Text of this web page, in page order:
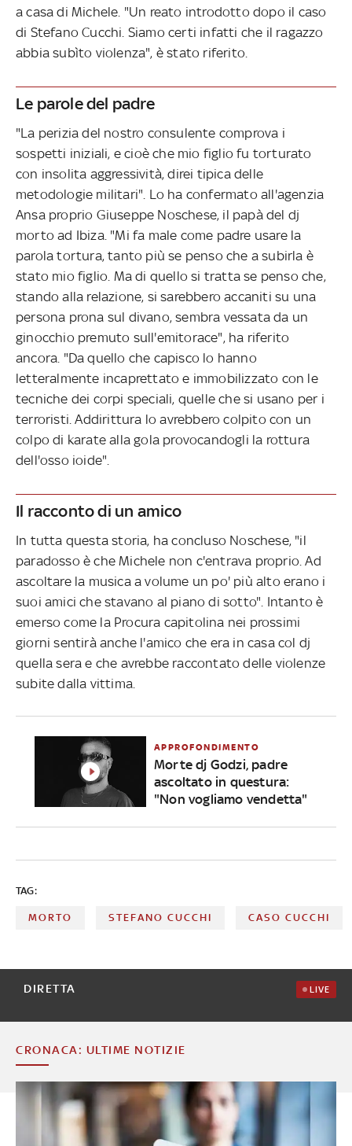
a casa di Michele. "Un reato introdotto dopo il caso
di Stefano Cucchi. Siamo certi infatti che il ragazzo
abbia subìto violenza", è stato riferito.
Le parole del padre
"La perizia del nostro consulente comprova i
sospetti iniziali, e cioè che mio figlio fu torturato
con insolita aggressività, direi tipica delle
metodologie militari". Lo ha confermato all'agenzia
Ansa proprio Giuseppe Noschese, il papà del dj
morto ad Ibiza. "Mi fa male come padre usare la
parola tortura, tanto più se penso che a subirla è
stato mio figlio. Ma di quello si tratta se penso che,
stando alla relazione, si sarebbero accaniti su una
persona prona sul divano, sembra vessata da un
ginocchio premuto sull'emitorace", ha riferito
ancora. "Da quello che capisco lo hanno
letteralmente incaprettato e immobilizzato con le
tecniche dei corpi speciali, quelle che si usano per i
terroristi. Addirittura lo avrebbero colpito con un
colpo di karate alla gola provocandogli la rottura
dell'osso ioide".
Il racconto di un amico
In tutta questa storia, ha concluso Noschese, "il
paradosso è che Michele non c'entrava proprio. Ad
ascoltare la musica a volume un po' più alto erano i
suoi amici che stavano al piano di sotto". Intanto è
emerso come la Procura capitolina nei prossimi
giorni sentirà anche l'amico che era in casa col dj
quella sera e che avrebbe raccontato delle violenze
subite dalla vittima.
APPROFONDIMENTO
Morte dj Godzi, padre
ascoltato in questura:
"Non vogliamo vendetta"
TAG:
MORTO STEFANO CUCCHI CASO CUCCHI
DIRETTA LIVE
CRONACA: ULTIME NOTIZIE